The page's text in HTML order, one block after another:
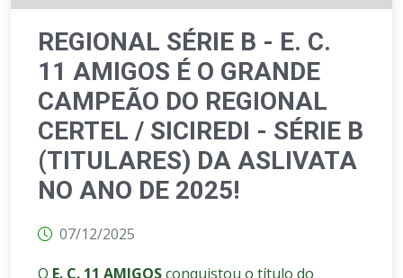
REGIONAL SÉRIE B - E. C.
11 AMIGOS É O GRANDE
CAMPEÃO DO REGIONAL
CERTEL / SICIREDI - SÉRIE B
(TITULARES) DA ASLIVATA
NO ANO DE 2025!
07/12/2025
O E. C. 11 AMIGOSconquistou o título do